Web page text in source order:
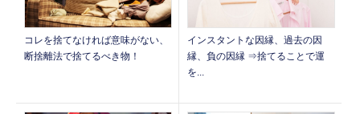
コレを捨てなければ意味がない、
断捨離法で捨てるべき物！
インスタントな因縁、過去の因
縁、負の因縁 ⇒捨てることで運
を...